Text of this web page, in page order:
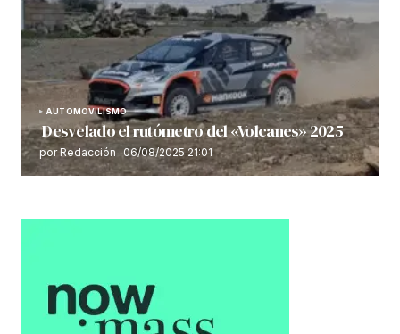
AUTOMOVILISMO
Desvelado el rutómetro del «Volcanes» 2025
por Redacción 06/08/2025 21:01